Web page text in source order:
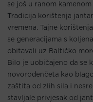
se još u ranom
Tradicija korištenja
vremena. Tajne
se generacijama s
obitavali uz Baltičko
Bilo je uobičajeno da se
novorođenčeta kao
zaštita od zlih sila i
stavljale privjesak od